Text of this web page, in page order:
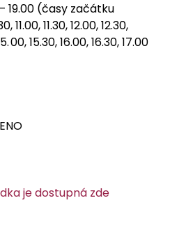
19.00 (časy začátku
11.30, 12.00, 12.30,
00, 15.30, 16.00, 16.30, 17.00
je dostupná zde